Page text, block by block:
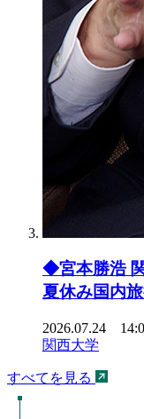
◆宮本勝浩
夏休み国内
2026.07.24
関西大学
すべてを見る